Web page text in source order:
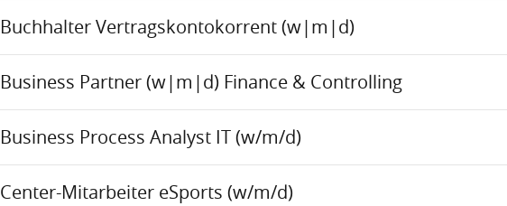
Buchhalter Vertragskontokorrent (w|m|d)
Business Partner (w|m|d) Finance & Controlling
Business Process Analyst IT (w/m/d)
Center-Mitarbeiter eSports (w/m/d)